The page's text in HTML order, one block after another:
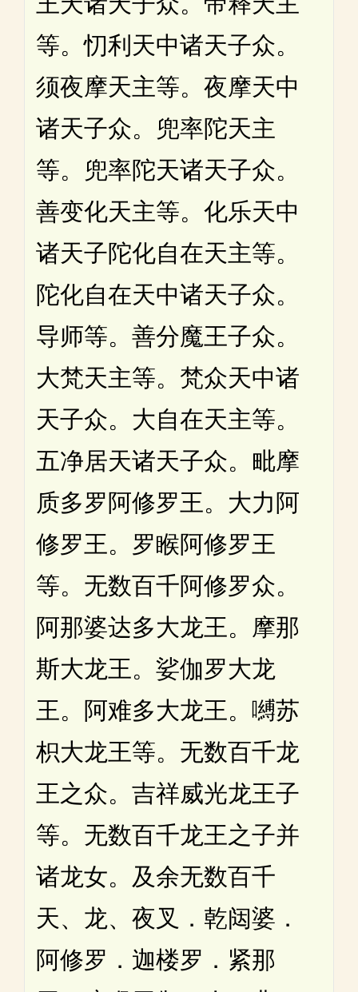
等。忉利天中诸天子众。
须夜摩天主等。夜摩天中
诸天子众。兜率陀天主
等。兜率陀天诸天子众。
善变化天主等。化乐天中
诸天子陀化自在天主等。
陀化自在天中诸天子众。
导师等。善分魔王子众。
大梵天主等。梵众天中诸
天子众。大自在天主等。
五净居天诸天子众。毗摩
质多罗阿修罗王。大力阿
修罗王。罗睺阿修罗王
等。无数百千阿修罗众。
阿那婆达多大龙王。摩那
斯大龙王。娑伽罗大龙
王。阿难多大龙王。嚩苏
枳大龙王等。无数百千龙
王之众。吉祥威光龙王子
等。无数百千龙王之子并
诸龙女。及余无数百千
天、龙、夜叉．乾闼婆．
阿修罗．迦楼罗．紧那